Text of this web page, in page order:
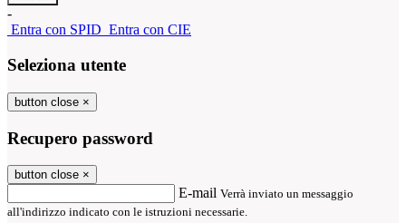
-
Entra con SPID Entra con CIE
Seleziona utente
button close ×
Recupero password
button close ×
E-mail Verrà inviato un messaggio
all'indirizzo indicato con le istruzioni necessarie.